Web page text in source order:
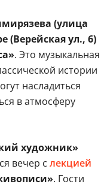
(улица
(Верейская ул., 6)
. Это музыкальная
истории
насладиться
в атмосферу
художник»
вечер с лекцией
. Гости